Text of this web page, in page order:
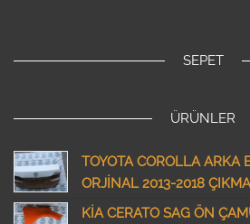
SEPET
ÜRÜNLER
TOYOTA COROLLA ARKA
ORJİNAL 2013-2018
KİA CERATO SAG ÖN